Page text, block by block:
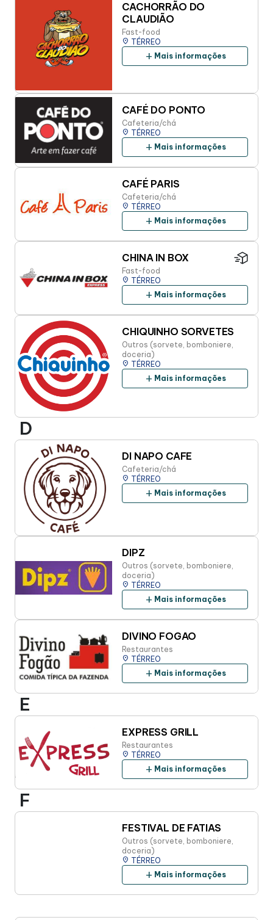
CACHORRÃO DO
CLAUDIÃO
Fast-food
place TÉRREO
add Mais informações
CAFÉ DO PONTO
Cafeteria/chá
place TÉRREO
add Mais informações
CAFÉ PARIS
Cafeteria/chá
place TÉRREO
add Mais informações
CHINA IN BOX
Fast-food
place TÉRREO
add Mais informações
CHIQUINHO SORVETES
Outros (sorvete, bomboniere,
doceria)
place TÉRREO
add Mais informações
D
DI NAPO CAFE
Cafeteria/chá
place TÉRREO
add Mais informações
DIPZ
Outros (sorvete, bomboniere,
doceria)
place TÉRREO
add Mais informações
DIVINO FOGAO
Restaurantes
place TÉRREO
add Mais informações
E
EXPRESS GRILL
Restaurantes
place TÉRREO
add Mais informações
F
FESTIVAL DE FATIAS
Outros (sorvete, bomboniere,
doceria)
place TÉRREO
add Mais informações